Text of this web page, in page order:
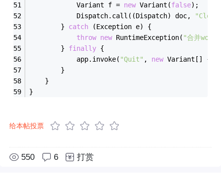
            Variant f =
new Variant(false);
            Dispatch.call((Dispatch) doc,
        }
catch (Exception e) {
throw new RuntimeException( "合并word
        }
finally {
            app.invoke(
"Quit" , new Variant[]
        }
    }
}
给本帖投票
550 6 打赏